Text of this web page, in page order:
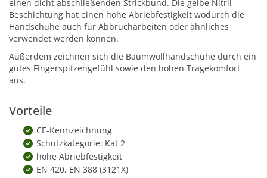
einen dicht abschließenden Strickbund. Die gelbe Nitril-
Beschichtung hat einen hohe Abriebfestigkeit wodurch die
Handschuhe auch für Abbrucharbeiten oder ähnliches
verwendet werden können.
Außerdem zeichnen sich die Baumwollhandschuhe durch ein
gutes Fingerspitzengefühl sowie den hohen Tragekomfort
aus.
Vorteile
CE-Kennzeichnung
Schutzkategorie: Kat 2
hohe Abriebfestigkeit
EN 420, EN 388 (3121X)